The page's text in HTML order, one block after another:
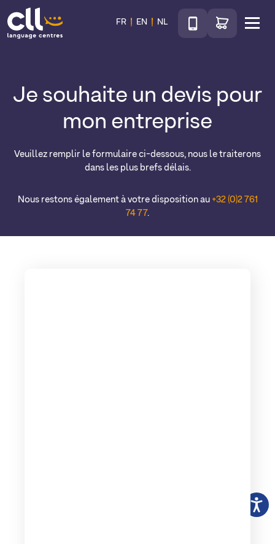
CLL
FR EN NL
TéléphoneAccéder au shop
Je souhaite un devis pour
mon entreprise
Veuillez remplir le formulaire ci-dessous, nous le traiterons
dans les plus brefs délais.
Nous restons également à votre disposition au +32 (0)2 761
74 77.